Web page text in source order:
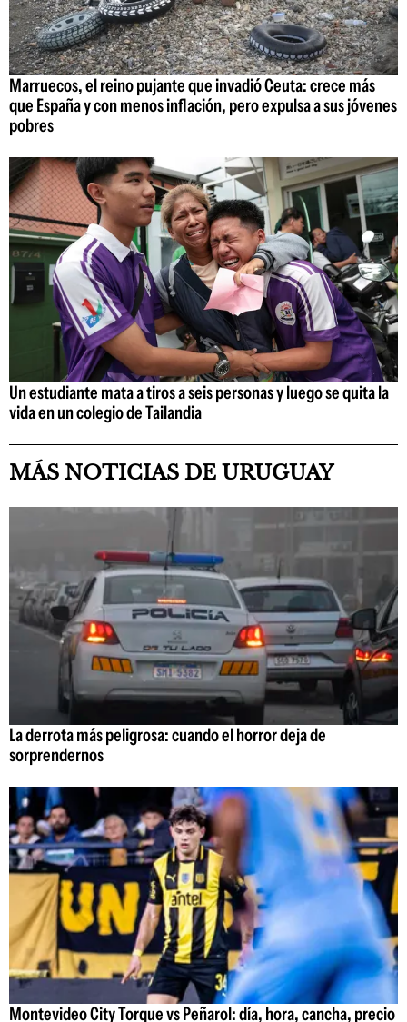
Marruecos, el reino pujante que invadió Ceuta: crece más
que España y con menos inflación, pero expulsa a sus jóvenes
pobres
Un estudiante mata a tiros a seis personas y luego se quita la
vida en un colegio de Tailandia
MÁS NOTICIAS DE URUGUAY
La derrota más peligrosa: cuando el horror deja de
sorprendernos
Montevideo City Torque vs Peñarol: día, hora, cancha, precio